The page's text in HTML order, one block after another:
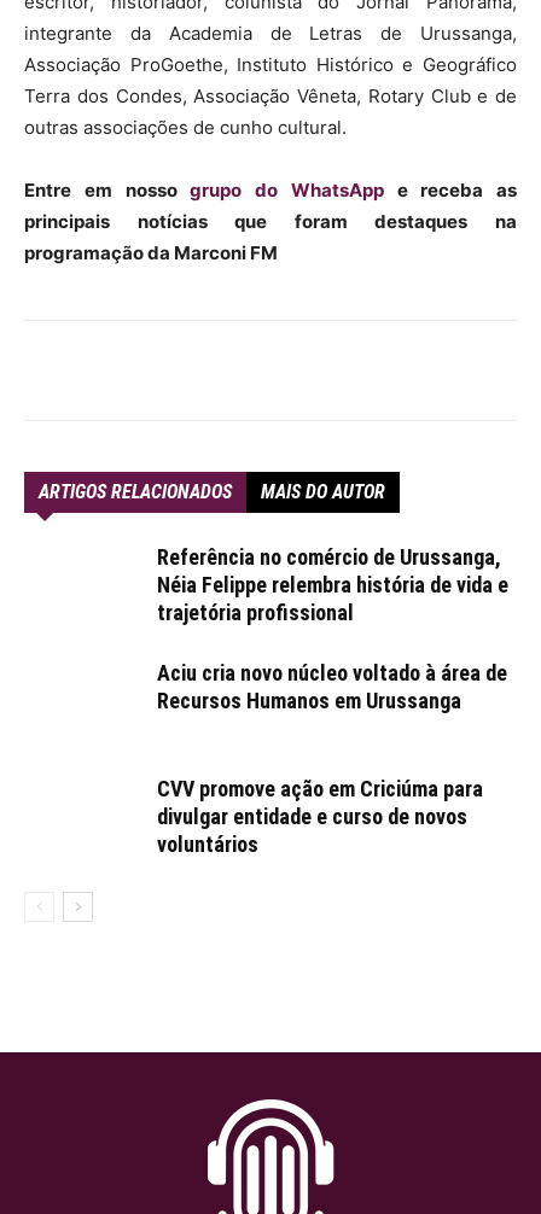
integrante da Academia de Letras de Urussanga,
Associação ProGoethe, Instituto Histórico e Geográfico
Terra dos Condes, Associação Vêneta, Rotary Club e de
outras associações de cunho cultural.
Entre em nossogrupo do WhatsAppe receba as
principais notícias que foram destaques na
programação da Marconi FM
ARTIGOS RELACIONADOS MAIS DO AUTOR
Referência no comércio de Urussanga,
Néia Felippe relembra história de vida e
trajetória profissional
Aciu cria novo núcleo voltado à área de
Recursos Humanos em Urussanga
CVV promove ação em Criciúma para
divulgar entidade e curso de novos
voluntários